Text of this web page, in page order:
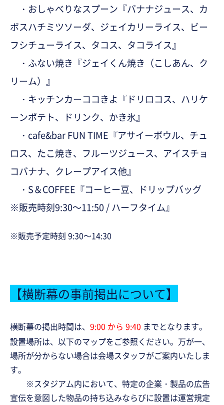
・おしゃべりなスプーン『バナナジュース、カ
ボスハチミツソーダ、ジェイカリーライス、ビー
フシチューライス、タコス、タコライス』
・ふない焼き『ジェイくん焼き（こしあん、ク
リーム）』
・キッチンカーココきよ『ドリロコス、ハリケ
ーンポテト、ドリンク、かき氷』
・cafe&bar FUN TIME『アサイーボウル、チュ
ロス、たこ焼き、フルーツジュース、アイスチョ
コバナナ、クレープアイス他』
・S＆COFFEE『コーヒー豆、ドリップバッグ
※販売時刻9:30～11:50 / ハーフタイム』
※販売予定時刻 9:30～14:30
【横断幕の事前掲出について】
横断幕の掲出時間は、 9:00 から 9:40 までとなります。
設置場所は、以下のマップをご参照ください。万が一、
場所が分からない場合は会場スタッフがご案内いたしま
す。
※スタジアム内において、特定の企業・製品の広告
宣伝を意図した物品の持ち込みならびに設置は運営規定